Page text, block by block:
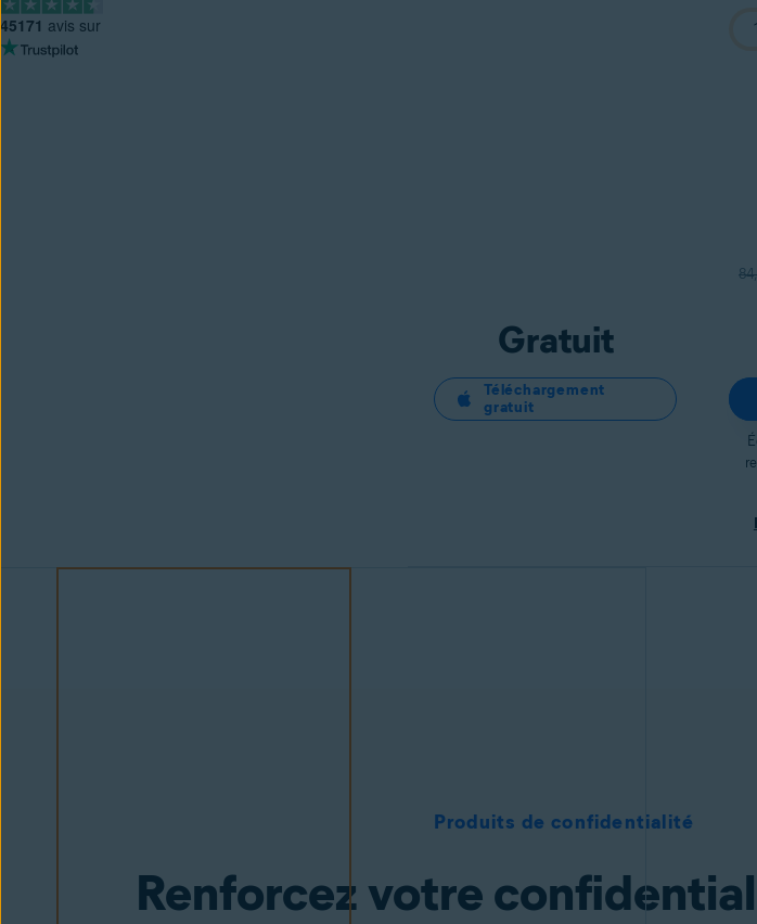
45171 avis sur
Gratuit
Téléchargement
gratuit
Produits de confidentialité
Renforcez votre